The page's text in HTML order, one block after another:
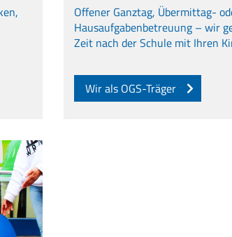
Offener Ganztag, Übermittag-
Hausaufgabenbetreuung – wir
Zeit nach der Schule mit Ihren
Wir als OGS-Träger